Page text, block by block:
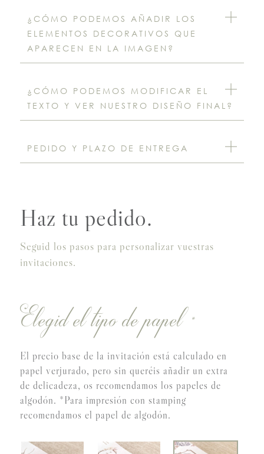
¿CÓMO PODEMOS AÑADIR LOS
ELEMENTOS DECORATIVOS QUE
APARECEN EN LA IMAGEN?
¿CÓMO PODEMOS MODIFICAR EL
TEXTO Y VER NUESTRO DISEÑO FINAL?
PEDIDO Y PLAZO DE ENTREGA
Haz tu pedido.
Seguid los pasos para personalizar vuestras
invitaciones.
Elegid el tipo de papel *
El precio base de la invitación está calculado en
papel verjurado, pero sin queréis añadir un extra
de delicadeza, os recomendamos los papeles de
algodón. *Para impresión con stamping
recomendamos el papel de algodón.